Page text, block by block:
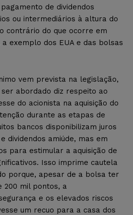
de dividendos
ou intermediários à altura do
contrário do que ocorre em
exemplo dos EUA e das bolsas
vem prevista na legislação,
abordado diz respeito ao
do acionista na aquisição do
durante as etapas de
bancos disponibilizam juros
dividendos amiúde, mas em
para estimular a aquisição de
Isso imprime cautela
porque, apesar de a bolsa ter
200 mil pontos, a
e os elevados riscos
um recuo para a casa dos